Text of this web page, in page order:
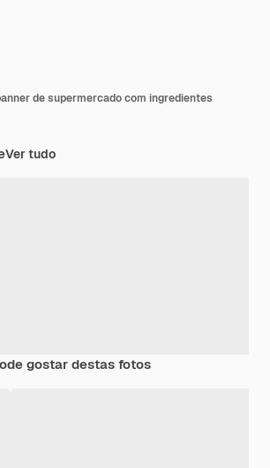
de supermercado com ingredientes
Ver tudo
gostar destas fotos